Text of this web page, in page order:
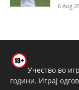
6 Aug
Учество во
години. Играј